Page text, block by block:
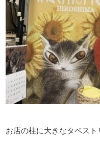
お店の柱に大きなタペス